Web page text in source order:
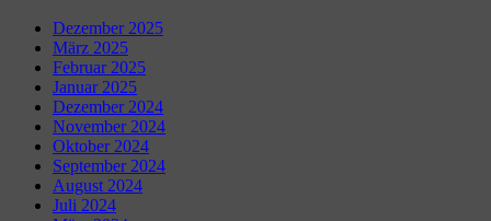
Dezember 2025
März 2025
Februar 2025
Januar 2025
Dezember 2024
November 2024
Oktober 2024
September 2024
August 2024
Juli 2024